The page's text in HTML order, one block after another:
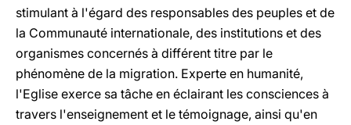
stimulant à l'égard des responsables des peuples et de
la Communauté internationale, des institutions et des
organismes concernés à différent titre par le
phénomène de la migration. Experte en humanité,
l'Eglise exerce sa tâche en éclairant les consciences à
travers l'enseignement et le témoignage, ainsi qu'en